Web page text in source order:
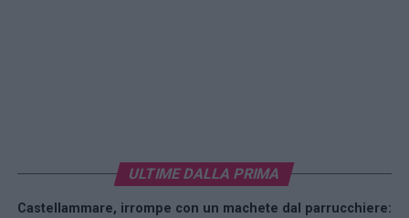
ULTIME DALLA PRIMA
Castellammare, irrompe con un machete dal parrucchiere: